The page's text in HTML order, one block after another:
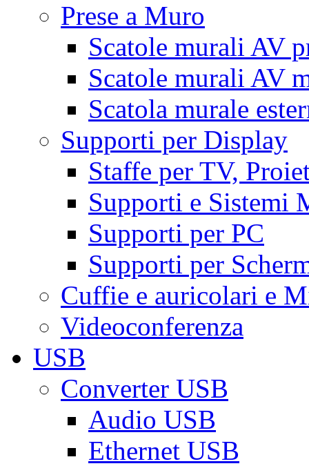
Prese a Muro
Scatole murali AV
Scatole murali AV
Scatola murale
Supporti per Display
Staffe per TV,
Supporti e Sistemi
Supporti per PC
Supporti per
Cuffie e auricolari e
Videoconferenza
USB
Converter USB
Audio USB
Ethernet USB